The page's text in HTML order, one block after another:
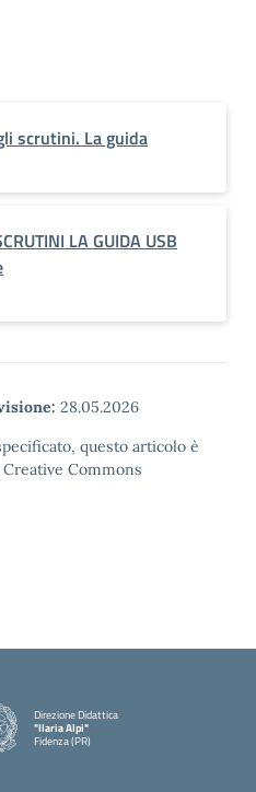
scrutini. La guida
LA GUIDA USB
28.05.2026
questo articolo è
Commons
Direzione Didattica
"Ilaria Alpi"
Fidenza (PR)